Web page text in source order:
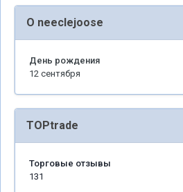
О neeclejoose
День рождения
12 сентября
TOPtrade
Торговые отзывы
131